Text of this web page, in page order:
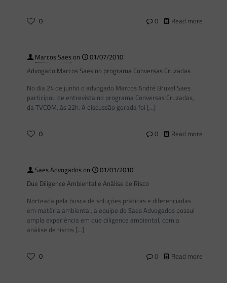
0 0 Read more
Marcos Saeson
01/07/2010
Advogado Marcos Saes no programa Conversas Cruzadas
No dia 24 de junho o advogado Marcos André Bruxel Saes
participou de entrevista no programa Conversas Cruzadas,
da TVCOM, às 22h. A discussão gerada foi […]
0 0 Read more
Saes Advogadoson
01/01/2010
Due Diligence Ambiental e Análise de Risco
Norteada pela busca de soluções práticas e diferenciadas
em matéria ambiental, a equipe do Saes Advogados possui
ampla experiência em due diligence ambiental, com a
análise de riscos […]
0 0 Read more